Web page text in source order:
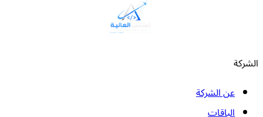
الشركة
عن الشركة
الباقات